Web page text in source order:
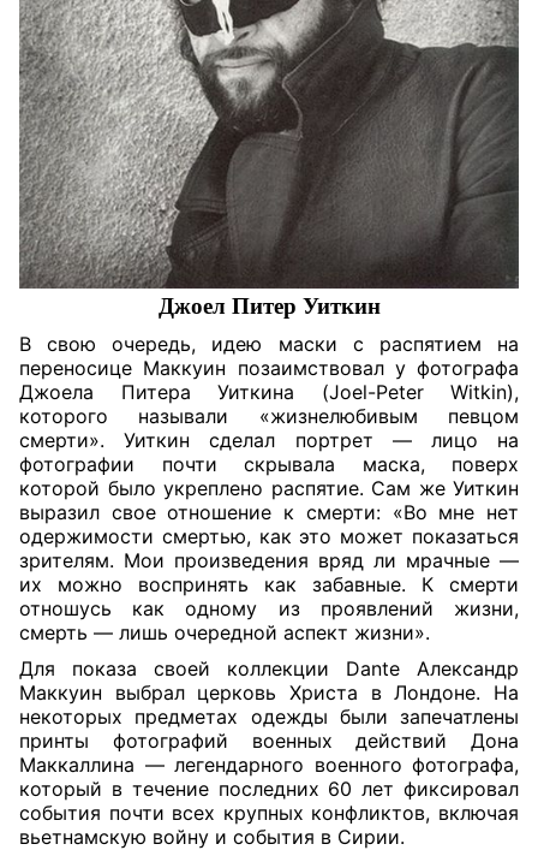
Джоел Питер Уиткин
В свою очередь, идею маски с распятием на
переносице Маккуин позаимствовал у фотографа
Джоела Питера Уиткина (Joel-Peter Witkin),
которого называли «жизнелюбивым певцом
смерти». Уиткин сделал портрет — лицо на
фотографии почти скрывала маска, поверх
которой было укреплено распятие. Сам же Уиткин
выразил свое отношение к смерти: «Во мне нет
одержимости смертью, как это может показаться
зрителям. Мои произведения вряд ли мрачные —
их можно воспринять как забавные. К смерти
отношусь как одному из проявлений жизни,
смерть — лишь очередной аспект жизни».
Для показа своей коллекции Dante Александр
Маккуин выбрал церковь Христа в Лондоне. На
некоторых предметах одежды были запечатлены
принты фотографий военных действий Дона
Маккаллина — легендарного военного фотографа,
который в течение последних 60 лет фиксировал
события почти всех крупных конфликтов, включая
вьетнамскую войну и события в Сирии.